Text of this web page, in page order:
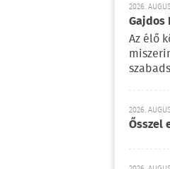
2026.
Gajdos
Az élő
2026.
Ősszel